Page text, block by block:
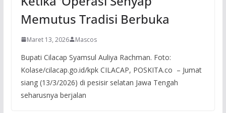
Memutus Tradisi Berbuka
Maret 13, 2026 Mascos
Bupati Cilacap Syamsul Auliya Rachman. Foto:
Kolase/cilacap.go.id/kpk CILACAP, POSKITA.co – Jumat
siang (13/3/2026) di pesisir selatan Jawa Tengah
seharusnya berjalan